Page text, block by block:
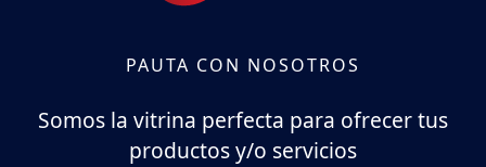
PAUTA CON NOSOTROS
Somos la vitrina perfecta para ofrecer tus
productos y/o servicios